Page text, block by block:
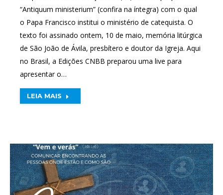
“Antiquum ministerium” (confira na íntegra) com o qual
o Papa Francisco institui o ministério de catequista. O
texto foi assinado ontem, 10 de maio, memória litúrgica
de São João de Ávila, presbítero e doutor da Igreja. Aqui
no Brasil, a Edições CNBB preparou uma live para
apresentar o…
LEIA MAIS